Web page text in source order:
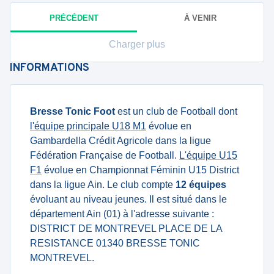
PRÉCÉDENT À VENIR
Charger plus
INFORMATIONS
Bresse Tonic Foot est un club de Football dont
l'équipe principale U18 M1 évolue en
Gambardella Crédit Agricole dans la ligue
Fédération Française de Football. L'équipe U15
F1 évolue en Championnat Féminin U15 District
dans la ligue Ain. Le club compte 12 équipes
évoluant au niveau jeunes. Il est situé dans le
département Ain (01) à l'adresse suivante :
DISTRICT DE MONTREVEL PLACE DE LA
RESISTANCE 01340 BRESSE TONIC
MONTREVEL.